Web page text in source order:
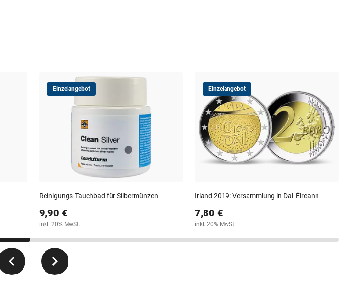
Einzelangebot
Reinigungs-Tauchbad für Silbermünzen
9,90 €
inkl. 20% MwSt.
Einzelangebot
Irland 2019: Versammlung in Dali Éireann
7,80 €
inkl. 20% MwSt.